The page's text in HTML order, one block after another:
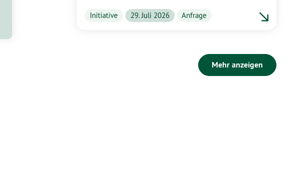
Initiative 29. Juli 2026 Anfrage
Mehr anzeigen